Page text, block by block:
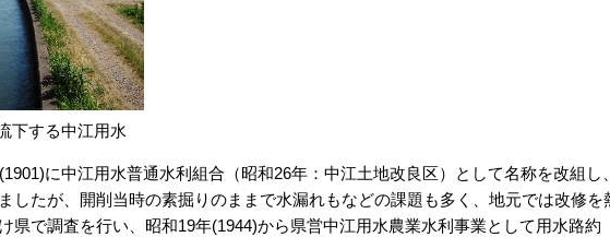
下する中江用水
に中江用水普通水利組合（昭和26年：中江土地改良区）として名称を改組し、
したが、開削当時の素掘りのままで水漏れもなどの課題も多く、地元では改修を
県で調査を行い、昭和19年(1944)から県営中江用水農業水利事業として用水路約